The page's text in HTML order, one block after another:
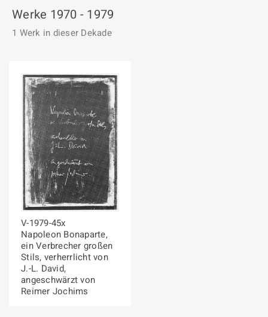
Kontakt
Werke 1970 - 1979
1 Werk in dieser Dekade
V-1979-45x
Napoleon Bonaparte,
ein Verbrecher großen
Stils, verherrlicht von
J.-L. David,
angeschwärzt von
Reimer Jochims